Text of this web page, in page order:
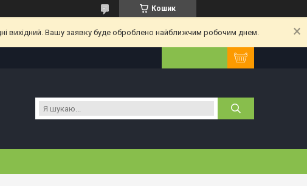
Кошик
вихідний. Вашу заявку буде оброблено найближчим робочим днем.